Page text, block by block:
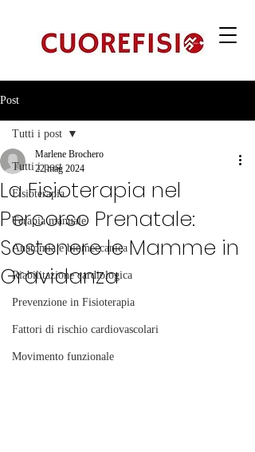
Post
Tutti i post
Fisioterapia
Terapia manuale
Anatomia e biomeccanica
Riabilitazione cardiologica
Prevenzione in Fisioterapia
Fattori di rischio cardiovascolari
Movimento funzionale
Tutti i post
La Fisioterapia nel
Percorso Prenatale:
Sostenere le Mamme in
Gravidanza
Marlene Brochero
22 mag 2024